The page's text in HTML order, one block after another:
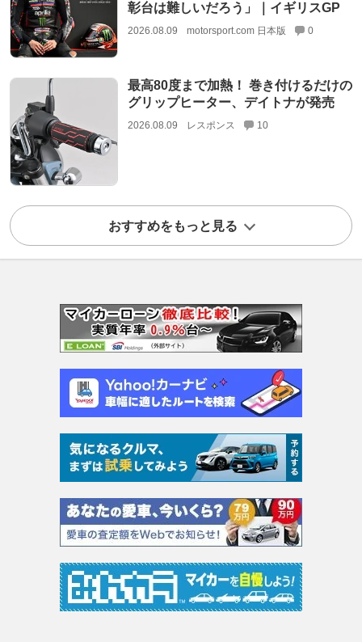
彰台は難しいだろう」｜イギリスGP
2026.08.09 motorsport.com 日本版 0
最高80度まで加熱！ 巻き付けるだけの
グリップヒーター、デイトナが発売
2026.08.09 レスポンス 10
おすすめをもっと見る